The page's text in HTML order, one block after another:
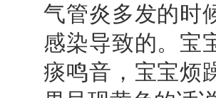
气管炎多发的时
感染导致的。宝
痰鸣音，宝宝烦